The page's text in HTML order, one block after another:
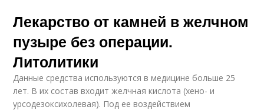
Лекарство от камней в желчном
пузыре без операции.
Литолитики
Данные средства используются в медицине больше 25
лет. В их состав входит желчная кислота (хено- и
урсодезоксихолевая). Под ее воздействием